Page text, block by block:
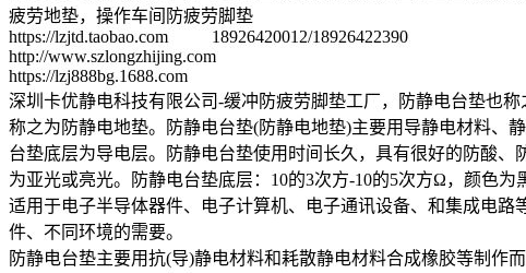
疲劳地垫，操作车间防疲劳脚垫
https://lzjtd.taobao.com 18926420012/18926422390
http://www.szlongzhijing.com
https://lzj888bg.1688.com
深圳卡优静电科技有限公司-缓冲防疲劳脚垫工厂，防静电台垫也
称之为防静电地垫。防静电台垫(防静电地垫)主要用导静电材料、
台垫底层为导电层。防静电台垫使用时间长久，具有很好的防酸
为亚光或亮光。防静电台垫底层：10的3次方-10的5次方Ω，颜色为
适用于电子半导体器件、电子计算机、电子通讯设备、和集成电
件、不同环境的需要。
防静电台垫主要用抗(导)静电材料和耗散静电材料合成橡胶等制作